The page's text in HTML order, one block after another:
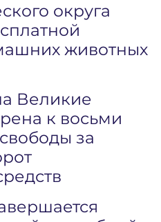
округа
животных
Великие
к восьми
за